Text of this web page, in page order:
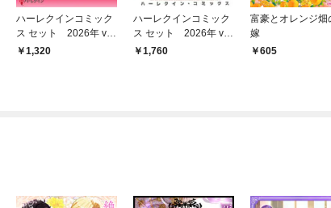
ハーレクインコミック
ス セット 2026年 vo
l.847
1,320
ハーレクインコミック
ス セット 2026年 vo
l.910
1,760
富豪とオレンジ畑
嫁
605